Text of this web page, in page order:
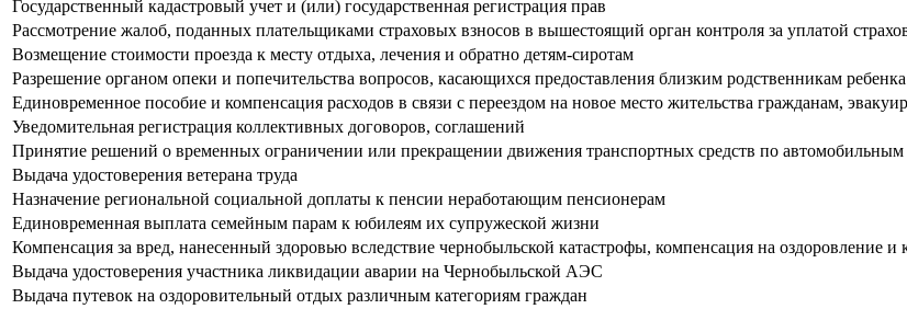
Государственный кадастровый учет и (или) государственная регистрация прав
Рассмотрение жалоб, поданных плательщиками страховых взносов в вышестоящий орган контроля за уплатой
Возмещение стоимости проезда к месту отдыха, лечения и обратно детям-сиротам
Разрешение органом опеки и попечительства вопросов, касающихся предоставления близким родственникам
Единовременное пособие и компенсация расходов в связи с переездом на новое место жительства гражданам,
Уведомительная регистрация коллективных договоров, соглашений
Принятие решений о временных ограничении или прекращении движения транспортных средств по
Выдача удостоверения ветерана труда
Назначение региональной социальной доплаты к пенсии неработающим пенсионерам
Единовременная выплата семейным парам к юбилеям их супружеской жизни
Компенсация за вред, нанесенный здоровью вследствие чернобыльской катастрофы, компенсация на оздоровление
Выдача удостоверения участника ликвидации аварии на Чернобыльской АЭС
Выдача путевок на оздоровительный отдых различным категориям граждан